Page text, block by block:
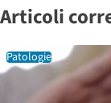
Articoli
Patologie